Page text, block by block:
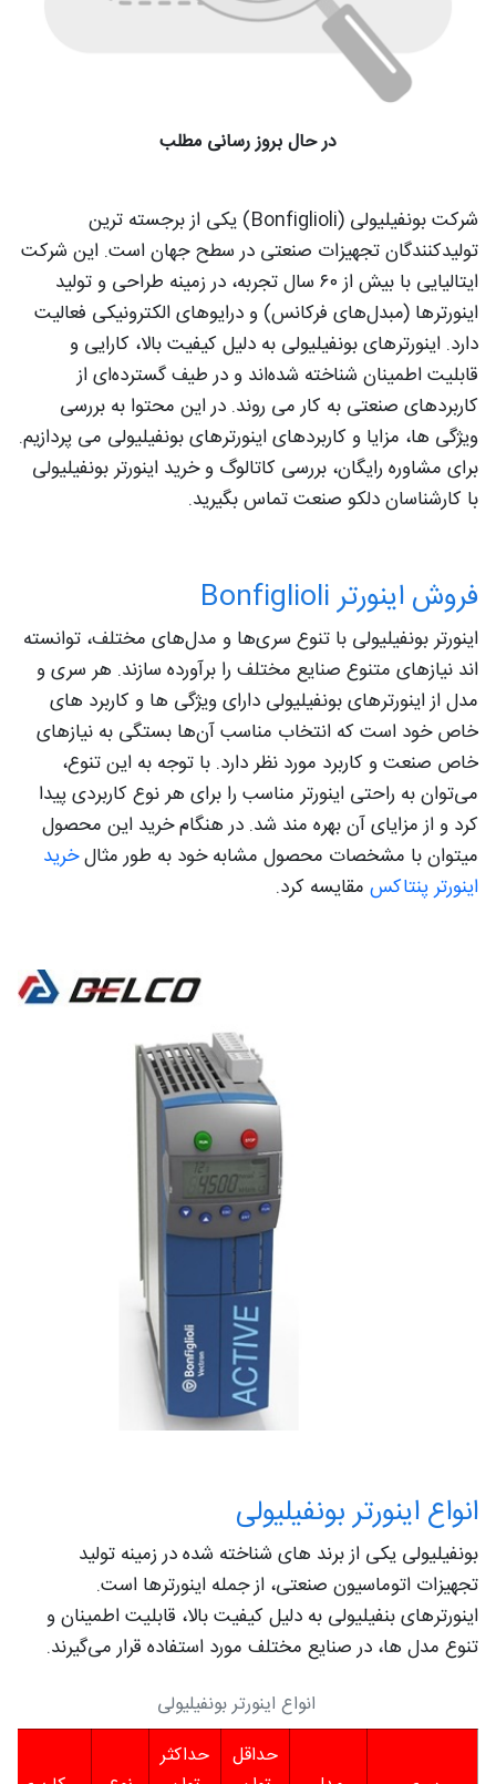
در حال بروز رسانی مطلب
شرکت بونفیلیولی (Bonfiglioli) یکی از برجسته ‌ترین
تولیدکنندگان تجهیزات صنعتی در سطح جهان است. این شرکت
ایتالیایی با بیش از ۶۰ سال تجربه، در زمینه طراحی و تولید
اینورترها (مبدل‌های فرکانس) و درایوهای الکترونیکی فعالیت
دارد. اینورترهای بونفیلیولی به دلیل کیفیت بالا، کارایی و
قابلیت اطمینان شناخته شده‌اند و در طیف گسترده‌ای از
کاربردهای صنعتی به کار می ‌روند. در این محتوا به بررسی
ویژگی‌ ها، مزایا و کاربردهای اینورترهای بونفیلیولی می ‌پردازیم.
برای مشاوره رایگان، بررسی کاتالوگ و خرید اینورتر بونفیلیولی
با کارشناسان دلکو صنعت تماس بگیرید.
فروش اینورتر Bonfiglioli
اینورتر بونفیلیولی با تنوع سری‌ها و مدل‌های مختلف، توانسته‌
اند نیازهای متنوع صنایع مختلف را برآورده سازند. هر سری و
مدل از اینورترهای بونفیلیولی دارای ویژگی‌ ها و کاربرد های
خاص خود است که انتخاب مناسب آن‌ها بستگی به نیازهای
خاص صنعت و کاربرد مورد نظر دارد. با توجه به این تنوع،
می‌توان به راحتی اینورتر مناسب را برای هر نوع کاربردی پیدا
کرد و از مزایای آن بهره‌ مند شد. در هنگام خرید این محصول
میتوان با مشخصات محصول مشابه خود به طور مثالخرید
اینورتر پنتاکس مقایسه کرد.
انواع اینورتر بونفیلیولی
بونفیلیولی یکی از برند های شناخته شده در زمینه تولید
تجهیزات اتوماسیون صنعتی، از جمله اینورترها است.
اینورترهای بنفیلیولی به دلیل کیفیت بالا، قابلیت اطمینان و
تنوع مدل ‌ها، در صنایع مختلف مورد استفاده قرار می‌گیرند.
انواع اینورتر بونفیلیولی
حداقل
حداکثر